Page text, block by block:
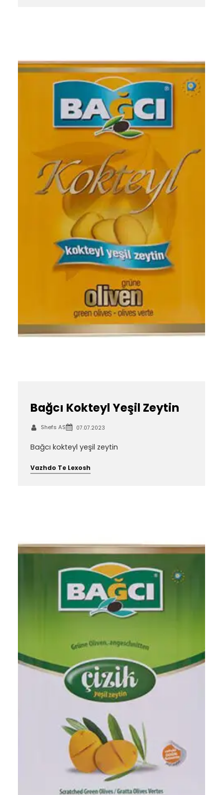
Bağcı Kokteyl Yeşil Zeytin
Shefs AS 07.07.2023
Bağcı kokteyl yeşil zeytin
Vazhdo Te Lexosh